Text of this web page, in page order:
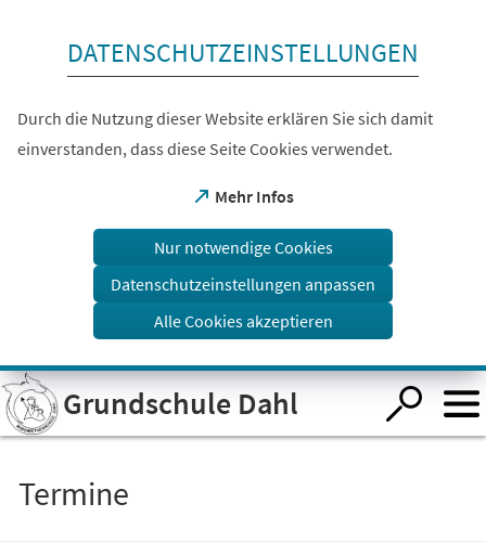
Visuelle
Assistenzsoftware
öffnen.
DATENSCHUTZEINSTELLUNGEN
Durch die Nutzung dieser Website erklären Sie sich damit
einverstanden, dass diese Seite Cookies verwendet.
Mehr Infos
(Öffnet
einem
Tab)
Nur notwendige Cookies
Datenschutzeinstellungen anpassen
Alle Cookies akzeptieren
Grundschule Dahl
Termine